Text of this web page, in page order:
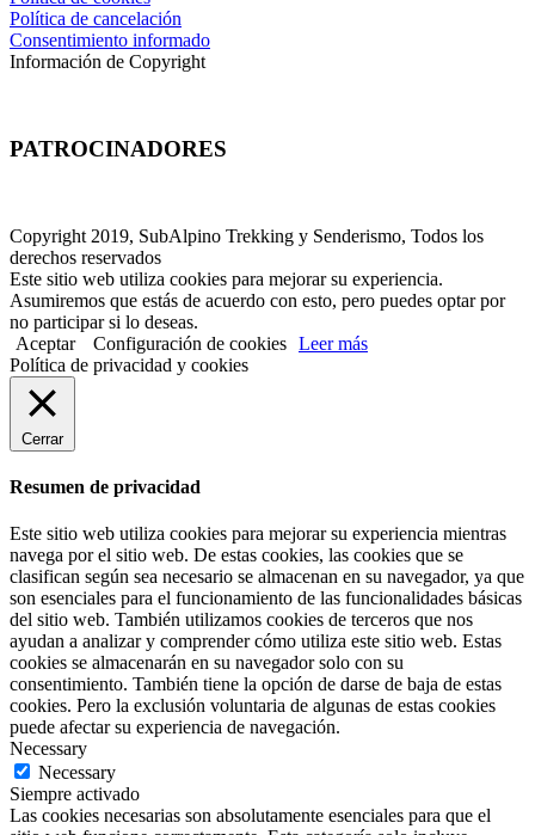
Política de cancelación
Consentimiento informado
Información de Copyright
PATROCINADORES
Copyright 2019, SubAlpino Trekking y Senderismo, Todos los
derechos reservados
Este sitio web utiliza cookies para mejorar su experiencia.
Asumiremos que estás de acuerdo con esto, pero puedes optar por
no participar si lo deseas.
Aceptar
Configuración de cookies Leer más
Política de privacidad y cookies
Cerrar
Resumen de privacidad
Este sitio web utiliza cookies para mejorar su experiencia mientras
navega por el sitio web. De estas cookies, las cookies que se
clasifican según sea necesario se almacenan en su navegador, ya que
son esenciales para el funcionamiento de las funcionalidades básicas
del sitio web. También utilizamos cookies de terceros que nos
ayudan a analizar y comprender cómo utiliza este sitio web. Estas
cookies se almacenarán en su navegador solo con su
consentimiento. También tiene la opción de darse de baja de estas
cookies. Pero la exclusión voluntaria de algunas de estas cookies
puede afectar su experiencia de navegación.
Necessary
Necessary
Siempre activado
Las cookies necesarias son absolutamente esenciales para que el